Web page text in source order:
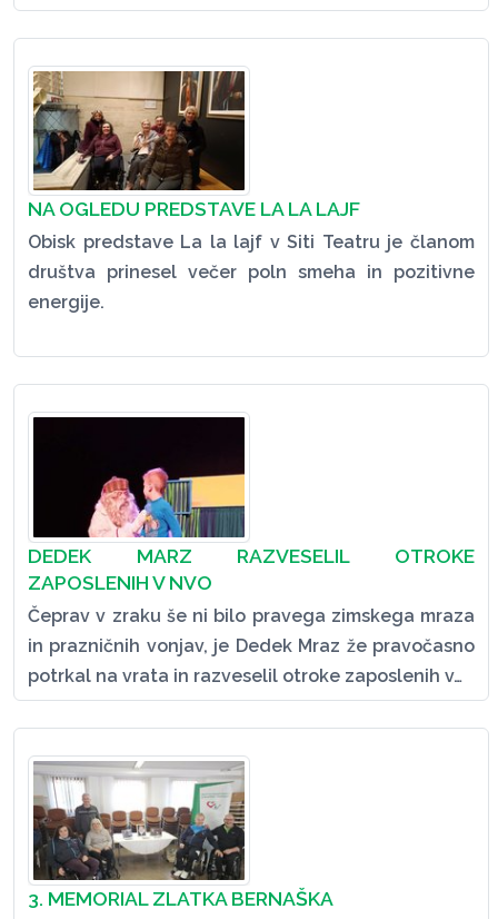
NA OGLEDU PREDSTAVE LA LA LAJF
Obisk predstave La la lajf v Siti Teatru je članom
društva prinesel večer poln smeha in pozitivne
energije.
DEDEK MARZ RAZVESELIL OTROKE
ZAPOSLENIH V NVO
Čeprav v zraku še ni bilo pravega zimskega mraza
in prazničnih vonjav, je Dedek Mraz že pravočasno
potrkal na vrata in razveselil otroke zaposlenih v…
3. MEMORIAL ZLATKA BERNAŠKA